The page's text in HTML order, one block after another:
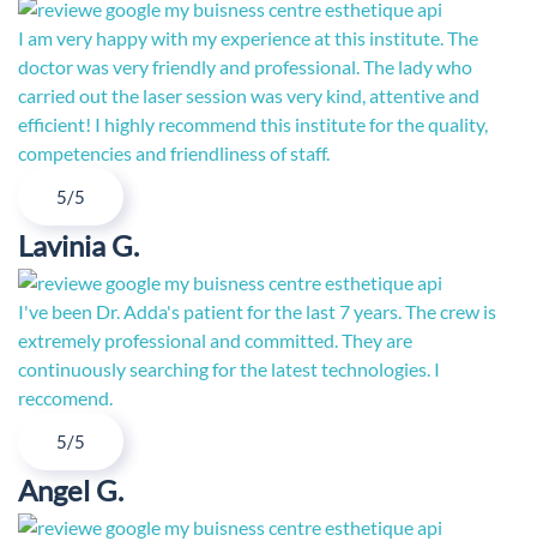
I am very happy with my experience at this institute. The
doctor was very friendly and professional. The lady who
carried out the laser session was very kind, attentive and
efficient! I highly recommend this institute for the quality,
competencies and friendliness of staff.
5/5
Lavinia G.
I've been Dr. Adda's patient for the last 7 years. The crew is
extremely professional and committed. They are
continuously searching for the latest technologies. I
reccomend.
5/5
Angel G.